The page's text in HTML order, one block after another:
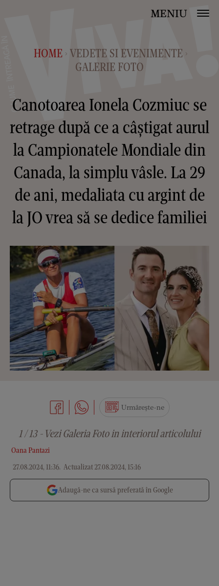
MENIU
HOME > VEDETE SI EVENIMENTE >
GALERIE FOTO
Canotoarea Ionela Cozmiuc se
retrage după ce a câștigat aurul
la Campionatele Mondiale din
Canada, la simplu vâsle. La 29
de ani, medaliata cu argint de
la JO vrea să se dedice familiei
Oana Pantazi
27.08.2024, 11:36. Actualizat 27.08.2024, 15:16
Urmărește-ne
1 / 13 - Vezi Galeria Foto in interiorul articolului
Adaugă-ne ca sursă preferată în Google